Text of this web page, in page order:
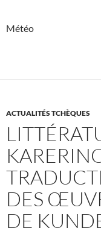
Météo
ACTUALITÉS TCHÈQUES
DES
DE